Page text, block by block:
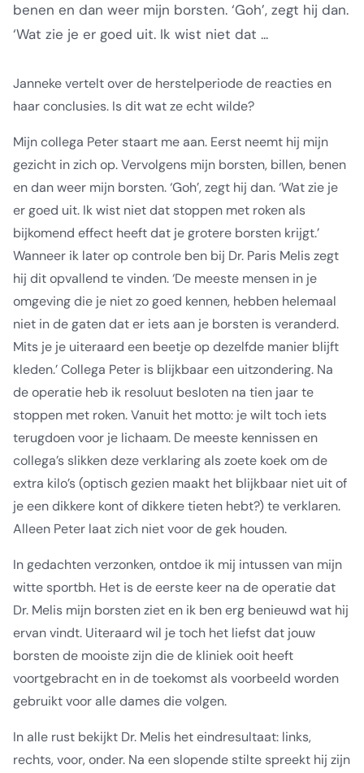
benen en dan weer mijn borsten. ‘Goh’, zegt hij dan.
‘Wat zie je er goed uit. Ik wist niet dat ...
Janneke vertelt over de herstelperiode de reacties en
haar conclusies. Is dit wat ze echt wilde?
Mijn collega Peter staart me aan. Eerst neemt hij mijn
gezicht in zich op. Vervolgens mijn borsten, billen, benen
en dan weer mijn borsten. ‘Goh’, zegt hij dan. ‘Wat zie je
er goed uit. Ik wist niet dat stoppen met roken als
bijkomend effect heeft dat je grotere borsten krijgt.’
Wanneer ik later op controle ben bij Dr. Paris Melis zegt
hij dit opvallend te vinden. ‘De meeste mensen in je
omgeving die je niet zo goed kennen, hebben helemaal
niet in de gaten dat er iets aan je borsten is veranderd.
Mits je je uiteraard een beetje op dezelfde manier blijft
kleden.’ Collega Peter is blijkbaar een uitzondering. Na
de operatie heb ik resoluut besloten na tien jaar te
stoppen met roken. Vanuit het motto: je wilt toch iets
terugdoen voor je lichaam. De meeste kennissen en
collega’s slikken deze verklaring als zoete koek om de
extra kilo’s (optisch gezien maakt het blijkbaar niet uit of
je een dikkere kont of dikkere tieten hebt?) te verklaren.
Alleen Peter laat zich niet voor de gek houden.
In gedachten verzonken, ontdoe ik mij intussen van mijn
witte sportbh. Het is de eerste keer na de operatie dat
Dr. Melis mijn borsten ziet en ik ben erg benieuwd wat hij
ervan vindt. Uiteraard wil je toch het liefst dat jouw
borsten de mooiste zijn die de kliniek ooit heeft
voortgebracht en in de toekomst als voorbeeld worden
gebruikt voor alle dames die volgen.
In alle rust bekijkt Dr. Melis het eindresultaat: links,
rechts, voor, onder. Na een slopende stilte spreekt hij zijn